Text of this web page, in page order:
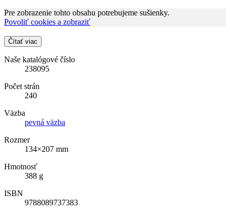
Pre zobrazenie tohto obsahu potrebujeme sušienky.
Povoliť cookies a zobraziť
Čítať viac
Naše katalógové číslo
238095
Počet strán
240
Väzba
pevná väzba
Rozmer
134×207 mm
Hmotnosť
388 g
ISBN
9788089737383